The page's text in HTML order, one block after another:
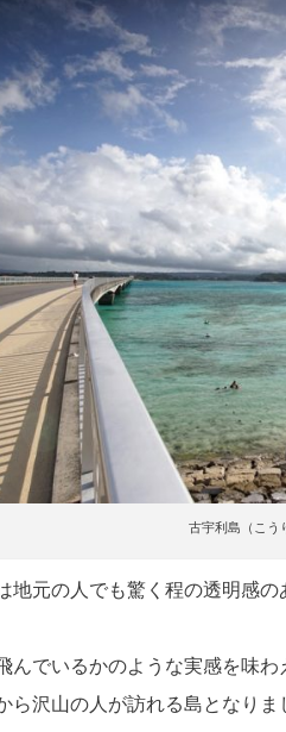
古宇利島（こう
地元の人でも驚く程の透明感
んでいるかのような実感を味わ
ら沢山の人が訪れる島となりま